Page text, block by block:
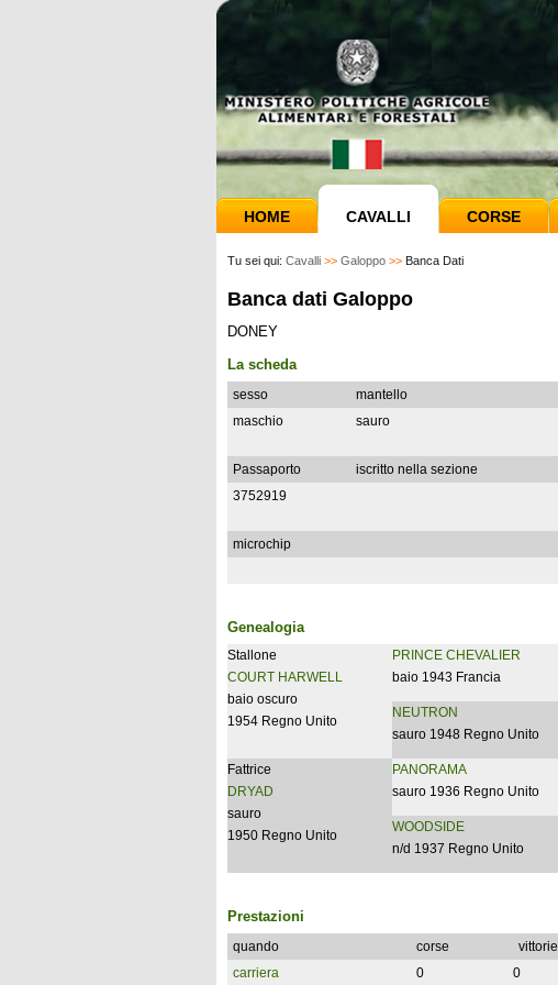
HOME CAVALLI CORSE
Tu sei qui: Cavalli >> Galoppo >> Banca Dati
Banca dati Galoppo
DONEY
La scheda
sesso mantello
maschio
sauro
Passaporto iscritto nella sezione
3752919
microchip
Genealogia
Stallone
COURT HARWELL
baio oscuro
1954 Regno Unito
PRINCE CHEVALIER
baio 1943 Francia
NEUTRON
sauro 1948 Regno Unito
Fattrice
DRYAD
sauro
1950 Regno Unito
PANORAMA
sauro 1936 Regno Unito
WOODSIDE
n/d 1937 Regno Unito
Prestazioni
quando corse vittorie
carriera
0 0